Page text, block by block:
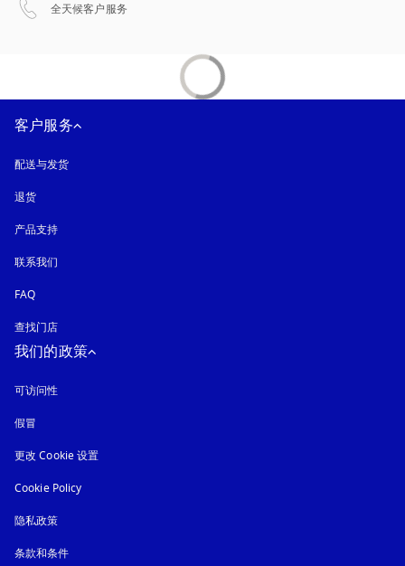
全天候客户服务
客户服务
配送与发货
退货
产品支持
联系我们
FAQ
查找门店
我们的政策
可访问性
假冒
更改 Cookie 设置
Cookie Policy
隐私政策
条款和条件